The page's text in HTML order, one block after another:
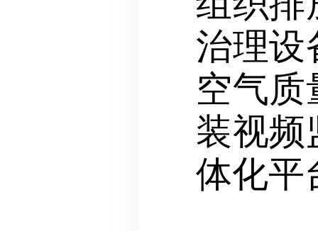
治理设
空气
装视频
体化平